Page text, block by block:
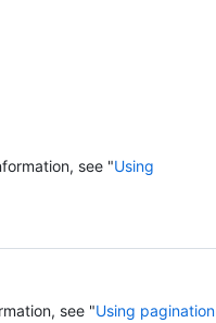
see "Using
see "Using pagination